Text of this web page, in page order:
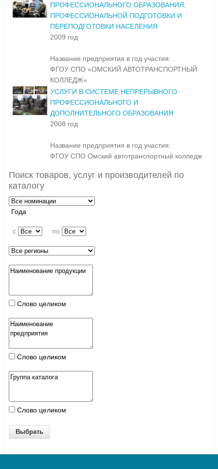
ПРОФЕССИОНАЛЬНОГО ОБРАЗОВАНИЯ,
ПРОФЕССИОНАЛЬНОЙ ПОДГОТОВКИ И
ПЕРЕПОДГОТОВКИ НАСЕЛЕНИЯ
2009 год
Название предприятия в год участия:
ФГОУ СПО «ОМСКИЙ АВТОТРАНСПОРТНЫЙ
КОЛЛЕДЖ»
УСЛУГИ В СИСТЕМЕ НЕПРЕРЫВНОГО
ПРОФЕССИОНАЛЬНОГО И
ДОПОЛНИТЕЛЬНОГО ОБРАЗОВАНИЯ
2008 год
Название предприятия в год участия:
ФГОУ СПО Омский автотранспортный колледж
Поиск товаров, услуг и производителей по
каталогу
Года
c по
Слово целиком
Слово целиком
Слово целиком